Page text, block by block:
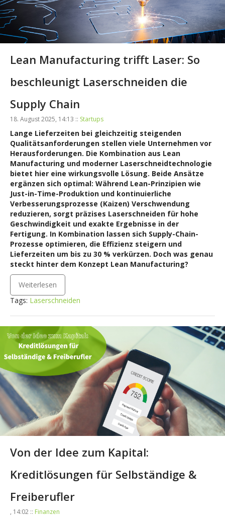
Lean Manufacturing trifft Laser: So
beschleunigt Laserschneiden die
Supply Chain
18. August 2025, 14:13 :: Startups
Lange Lieferzeiten bei gleichzeitig steigenden
Qualitätsanforderungen stellen viele Unternehmen vor
Herausforderungen. Die Kombination aus Lean
Manufacturing und moderner Laserschneidtechnologie
bietet hier eine wirkungsvolle Lösung. Beide Ansätze
ergänzen sich optimal: Während Lean-Prinzipien wie
Just-in-Time-Produktion und kontinuierliche
Verbesserungsprozesse (Kaizen) Verschwendung
reduzieren, sorgt präzises Laserschneiden für hohe
Geschwindigkeit und exakte Ergebnisse in der
Fertigung. In Kombination lassen sich Supply-Chain-
Prozesse optimieren, die Effizienz steigern und
Lieferzeiten um bis zu 30 % verkürzen. Doch was genau
steckt hinter dem Konzept Lean Manufacturing?
Weiterlesen
Tags: Laserschneiden
Von der Idee zum Kapital:
Kreditlösungen für Selbständige &
Freiberufler
, 14:02 :: Finanzen